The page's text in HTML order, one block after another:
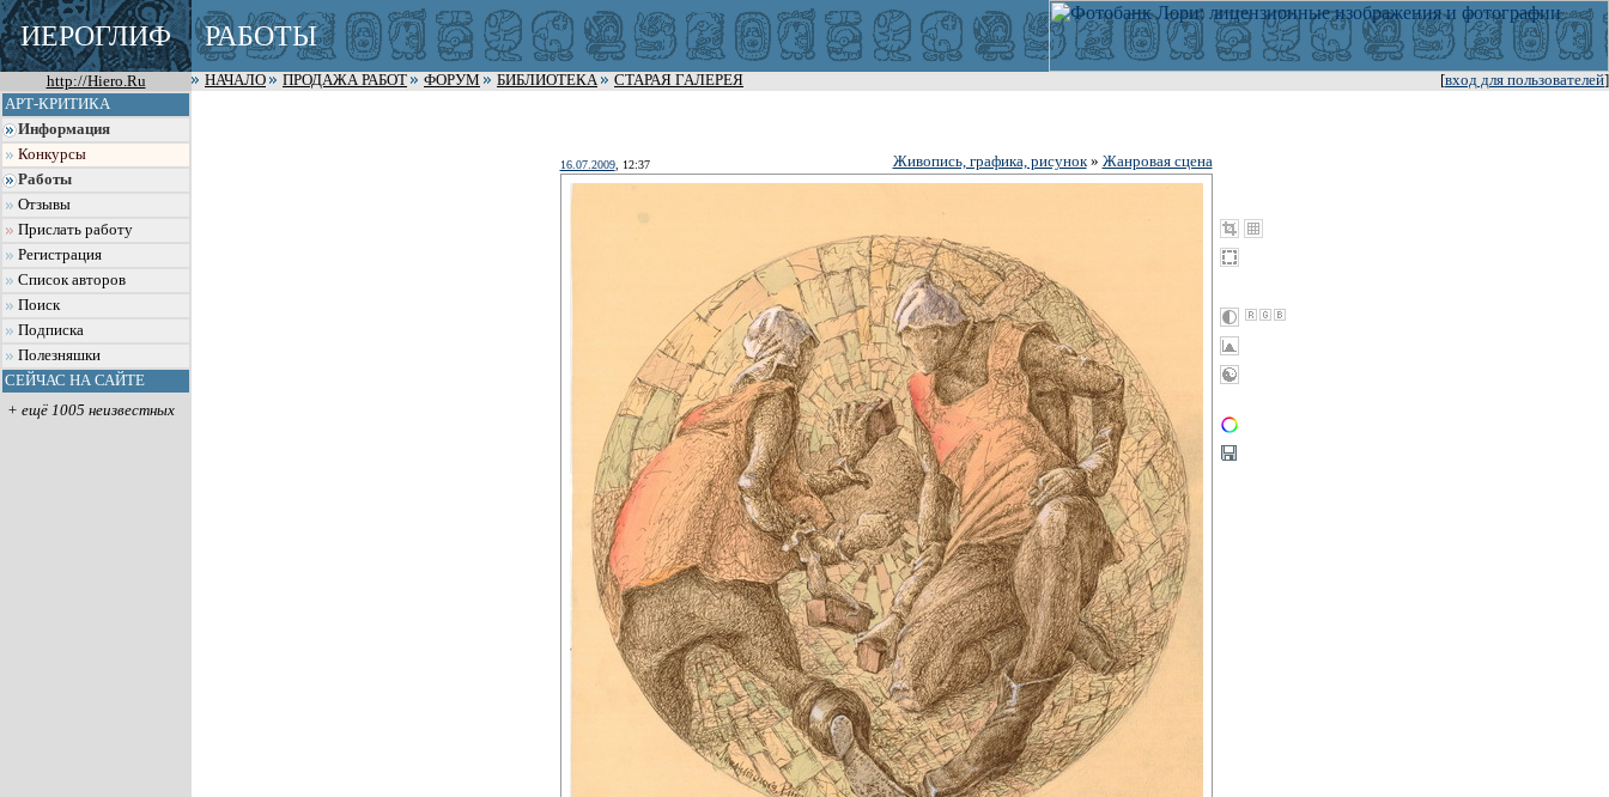
ИЕРОГЛИФ РАБОТЫ
http://Hiero.Ru [вход для пользователей]
НАЧАЛО ПРОДАЖА РАБОТ ФОРУМ БИБЛИОТЕКА
СТАРАЯ ГАЛЕРЕЯ
АРТ-КРИТИКА
Информация
Конкурсы
Работы
Отзывы
Прислать работу
Регистрация
Список авторов
Поиск
Подписка
Полезняшки
СЕЙЧАС НА САЙТЕ
+ ещё 1005 неизвестных
16.07.2009, 12:37 Живопись, графика, рисунок» Жанровая сцена